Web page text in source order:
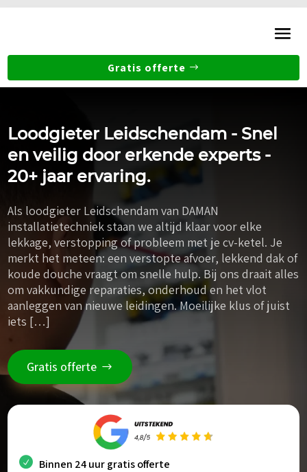
Gratis offerte
Loodgieter Leidschendam - Snel
en veilig door erkende experts -
20+ jaar ervaring.
Als loodgieter Leidschendam van DAMAN
installatietechniek staan we altijd klaar voor elke
lekkage, verstopping of probleem met je cv-ketel. Je
merkt het meteen: een verstopte afvoer, lekkend dak of
koude douche vraagt om snelle hulp. Bij ons draait alles
om vakkundige reparaties, onderhoud en het vlot
aanleggen van nieuwe leidingen. Moeilijke klus of juist
iets […]
Gratis offerte
Binnen 24 uur gratis offerte